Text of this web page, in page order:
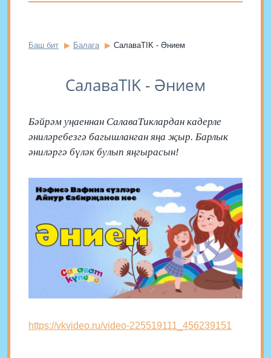
Баш бит Балага СалаваTIK - Әнием
СалаваTIK - Әнием
Бәйрәм уңаеннан СалаваТиклардан кадерле
әниләребезгә багышланган яңа җыр. Барлык
әниләргә бүләк булып яңгырасын!
https://vkvideo.ru/video-225519111_456239151